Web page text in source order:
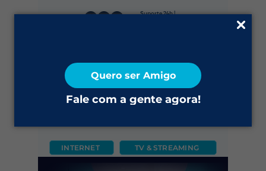
Quero ser Amigo
Fale com a gente agora!
Suporte 24h |
2ª via do Boleto
INTERNET TV & STREAMING